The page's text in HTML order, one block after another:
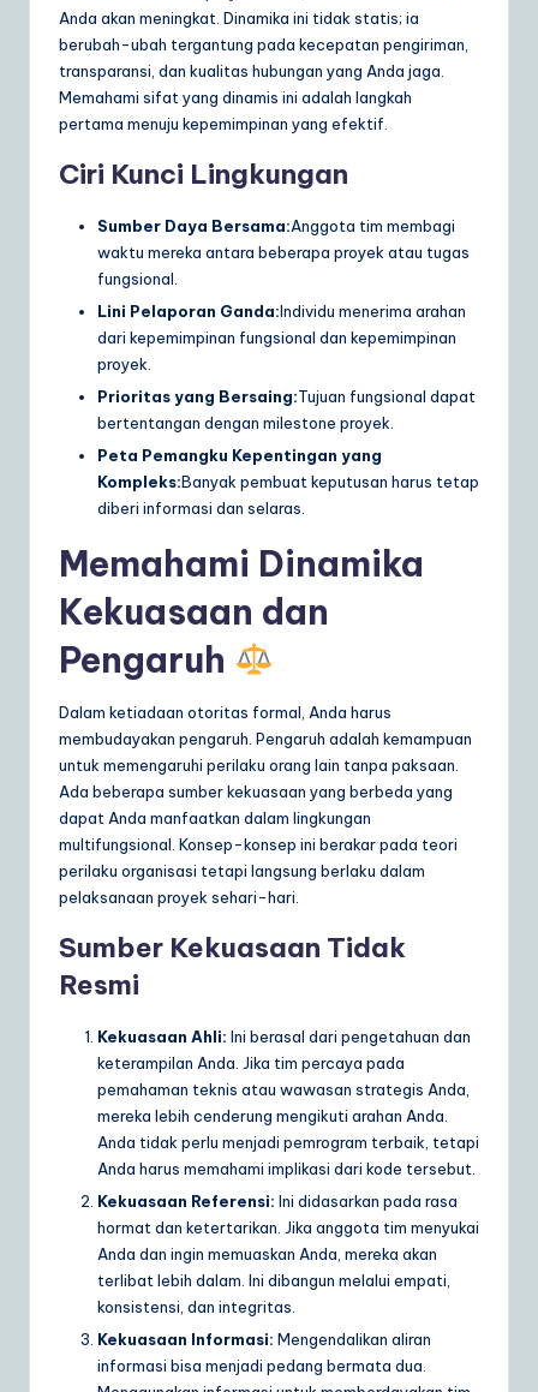
Anda akan meningkat. Dinamika ini tidak statis; ia
berubah-ubah tergantung pada kecepatan pengiriman,
transparansi, dan kualitas hubungan yang Anda jaga.
Memahami sifat yang dinamis ini adalah langkah
pertama menuju kepemimpinan yang efektif.
Ciri Kunci Lingkungan
Sumber Daya Bersama:Anggota tim membagi
waktu mereka antara beberapa proyek atau tugas
fungsional.
Lini Pelaporan Ganda:Individu menerima arahan
dari kepemimpinan fungsional dan kepemimpinan
proyek.
Prioritas yang Bersaing:Tujuan fungsional dapat
bertentangan dengan milestone proyek.
Peta Pemangku Kepentingan yang
Kompleks:Banyak pembuat keputusan harus tetap
diberi informasi dan selaras.
Memahami Dinamika
Kekuasaan dan
Pengaruh
Dalam ketiadaan otoritas formal, Anda harus
membudayakan pengaruh. Pengaruh adalah kemampuan
untuk memengaruhi perilaku orang lain tanpa paksaan.
Ada beberapa sumber kekuasaan yang berbeda yang
dapat Anda manfaatkan dalam lingkungan
multifungsional. Konsep-konsep ini berakar pada teori
perilaku organisasi tetapi langsung berlaku dalam
pelaksanaan proyek sehari-hari.
Sumber Kekuasaan Tidak
Resmi
Kekuasaan Ahli: Ini berasal dari pengetahuan dan
keterampilan Anda. Jika tim percaya pada
pemahaman teknis atau wawasan strategis Anda,
mereka lebih cenderung mengikuti arahan Anda.
Anda tidak perlu menjadi pemrogram terbaik, tetapi
Anda harus memahami implikasi dari kode tersebut.
Kekuasaan Referensi: Ini didasarkan pada rasa
hormat dan ketertarikan. Jika anggota tim menyukai
Anda dan ingin memuaskan Anda, mereka akan
terlibat lebih dalam. Ini dibangun melalui empati,
konsistensi, dan integritas.
Kekuasaan Informasi: Mengendalikan aliran
informasi bisa menjadi pedang bermata dua.